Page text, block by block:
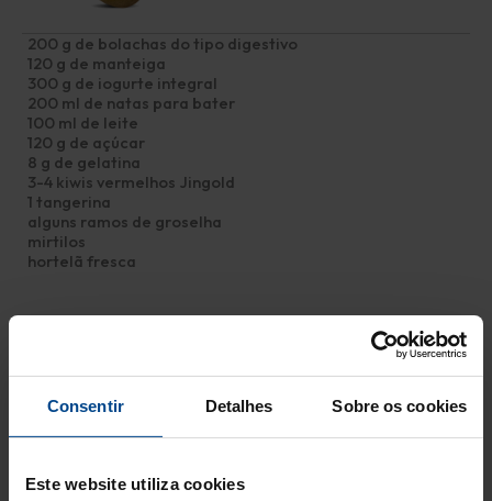
Consentir Detalhes Sobre os cookies
Este website utiliza cookies
200 g de bolachas do tipo digestivo
120 g de manteiga
300 g de iogurte integral
200 ml de natas para bater
100 ml de leite
120 g de açúcar
8 g de gelatina
3-4 kiwis vermelhos Jingold
1 tangerina
alguns ramos de groselha
mirtilos
hortelã fresca
Misturar as bolachas finamente, incorporar a manteiga
quadrada com fundo amovível, pressione bem com as costas
de uma colher para que o fundo e os bordos fiquem
endurecer e demolhar a gelatina em água fria durante 10